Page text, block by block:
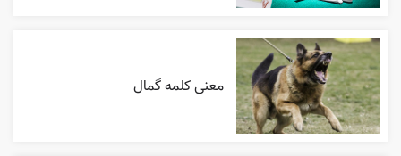
معنی کلمه گمال